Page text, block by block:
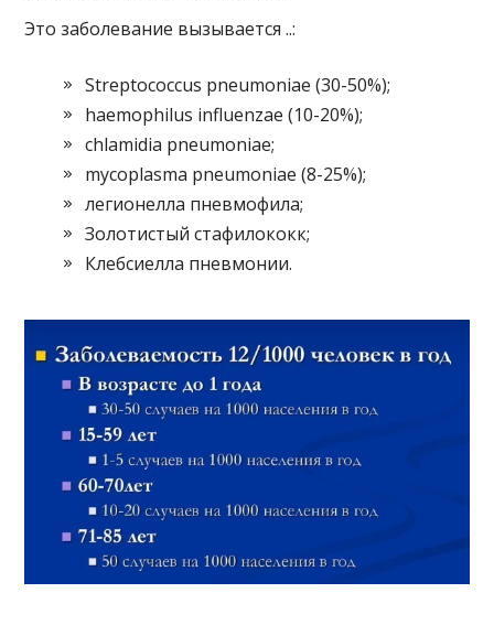
Это заболевание вызывается ..:
Streptococcus pneumoniae (30-50%);
haemophilus influenzae (10-20%);
chlamidia pneumoniae;
mycoplasma pneumoniae (8-25%);
легионелла пневмофила;
Золотистый стафилококк;
Клебсиелла пневмонии.